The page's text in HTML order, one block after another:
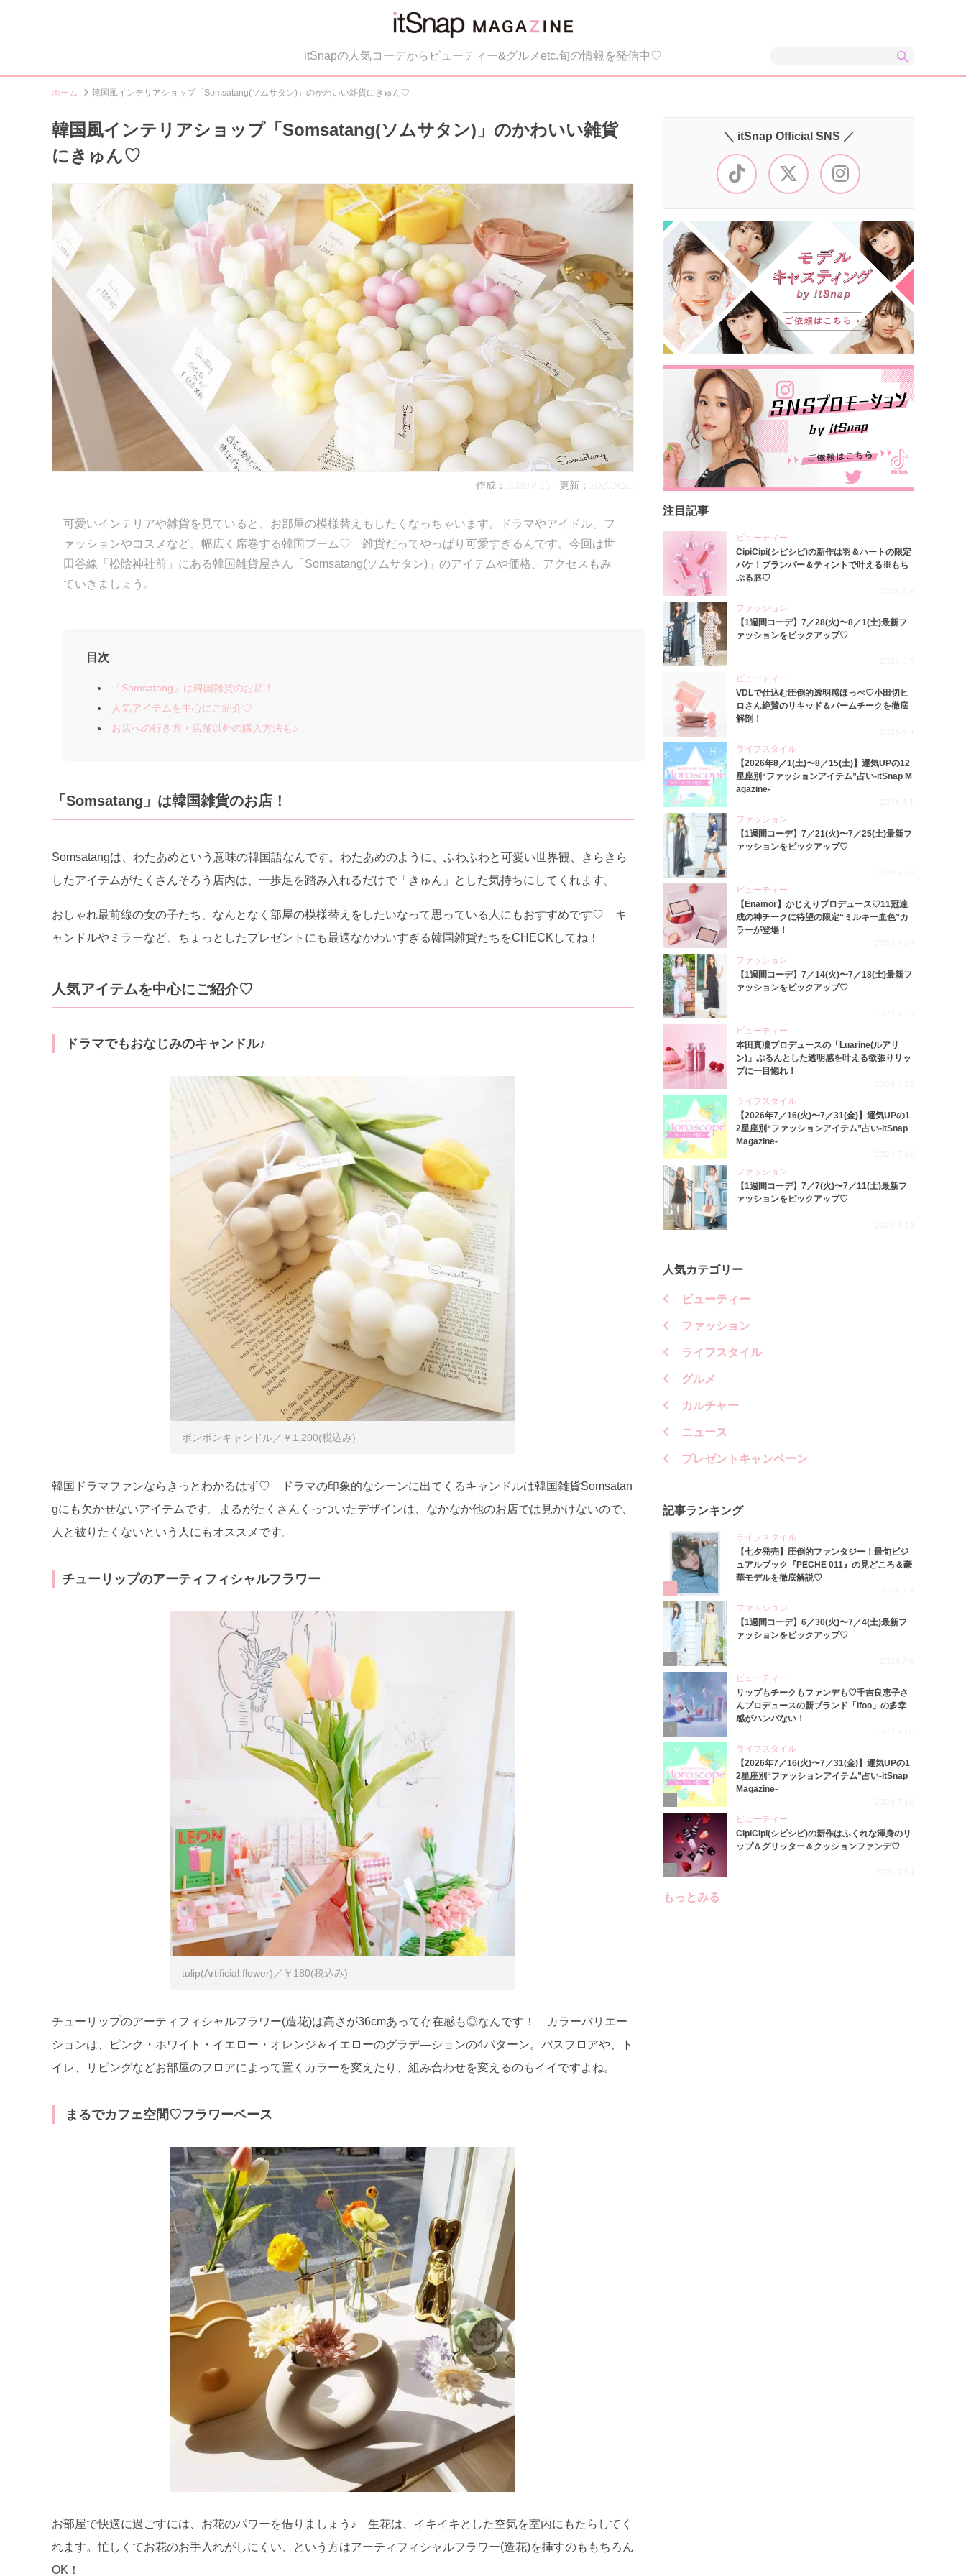
itSnapの人気コーデからビューティー&グルメetc.旬の情報を発信中♡
ホーム 韓国風インテリアショップ「Somsatang(ソムサタン)」のかわいい雑貨にきゅん♡
韓国風インテリアショップ「Somsatang(ソムサタン)」のかわいい雑貨
にきゅん♡
作成：2020.9.25 更新：2020.9.25
可愛いインテリアや雑貨を見ていると、お部屋の模様替えもしたくなっちゃいます。ドラマやアイドル、フ
ァッションやコスメなど、幅広く席巻する韓国ブーム♡ 雑貨だってやっぱり可愛すぎるんです。今回は世
田谷線「松陰神社前」にある韓国雑貨屋さん「Somsatang(ソムサタン)」のアイテムや価格、アクセスもみ
ていきましょう。
目次
「Somsatang」は韓国雑貨のお店！
人気アイテムを中心にご紹介♡
お店への行き方・店舗以外の購入方法も♪
「Somsatang」は韓国雑貨のお店！
Somsatangは、わたあめという意味の韓国語なんです。わたあめのように、ふわふわと可愛い世界観、きらきら
したアイテムがたくさんそろう店内は、一歩足を踏み入れるだけで「きゅん」とした気持ちにしてくれます。
おしゃれ最前線の女の子たち、なんとなく部屋の模様替えをしたいなって思っている人にもおすすめです♡ キ
ャンドルやミラーなど、ちょっとしたプレゼントにも最適なかわいすぎる韓国雑貨たちをCHECKしてね！
人気アイテムを中心にご紹介♡
ドラマでもおなじみのキャンドル♪
ボンボンキャンドル／￥1,200(税込み)
韓国ドラマファンならきっとわかるはず♡ ドラマの印象的なシーンに出てくるキャンドルは韓国雑貨Somsatan
gにも欠かせないアイテムです。まるがたくさんくっついたデザインは、なかなか他のお店では見かけないので、
人と被りたくないという人にもオススメです。
チューリップのアーティフィシャルフラワー
tulip(Artificial flower)／￥180(税込み)
チューリップのアーティフィシャルフラワー(造花)は高さが36cmあって存在感も◎なんです！ カラーバリエー
ションは、ピンク・ホワイト・イエロー・オレンジ＆イエローのグラデ―ションの4パターン。バスフロアや、ト
イレ、リビングなどお部屋のフロアによって置くカラーを変えたり、組み合わせを変えるのもイイですよね。
まるでカフェ空間♡フラワーベース
お部屋で快適に過ごすには、お花のパワーを借りましょう♪ 生花は、イキイキとした空気を室内にもたらしてく
れます。忙しくてお花のお手入れがしにくい、という方はアーティフィシャルフラワー(造花)を挿すのももちろん
OK！
＼ itSnap Official SNS ／
注目記事
ビューティー
CipiCipi(シピシピ)の新作は羽＆ハートの限定
パケ！プランパー＆ティントで叶える※もち
ぷる唇♡
2026.8.6
ファッション
【1週間コーデ】7／28(火)〜8／1(土)最新フ
ァッションをピックアップ♡
2026.8.5
ビューティー
VDLで仕込む圧倒的透明感ほっぺ♡小田切ヒ
ロさん絶賛のリキッド＆バームチークを徹底
解剖！
2026.8.4
ライフスタイル
【2026年8／1(土)〜8／15(土)】運気UPの12
星座別“ファッションアイテム”占い-itSnap M
agazine-
2026.8.1
ファッション
【1週間コーデ】7／21(火)〜7／25(土)最新フ
ァッションをピックアップ♡
2026.7.29
ビューティー
【Enamor】かじえりプロデュース♡11冠達
成の神チークに待望の限定“ミルキー血色”カ
ラーが登場！
2026.7.27
ファッション
【1週間コーデ】7／14(火)〜7／18(土)最新フ
ァッションをピックアップ♡
2026.7.23
ビューティー
本田真凜プロデュースの「Luarine(ルアリ
ン)」ぷるんとした透明感を叶える欲張りリッ
プに一目惚れ！
2026.7.22
ライフスタイル
【2026年7／16(火)〜7／31(金)】運気UPの1
2星座別“ファッションアイテム”占い-itSnap
Magazine-
2026.7.16
ファッション
【1週間コーデ】7／7(火)〜7／11(土)最新フ
ァッションをピックアップ♡
2026.7.15
人気カテゴリー
ビューティー
ファッション
ライフスタイル
グルメ
カルチャー
ニュース
プレゼントキャンペーン
記事ランキング
ライフスタイル
【七夕発売】圧倒的ファンタジー！最旬ビジ
ュアルブック『PECHE 011』の見どころ＆豪
華モデルを徹底解説♡
2026.7.7
ファッション
【1週間コーデ】6／30(火)〜7／4(土)最新フ
ァッションをピックアップ♡
2026.7.8
3
ビューティー
リップもチークもファンデも♡千吉良恵子さ
んプロデュースの新ブランド「ifoo」の多幸
感がハンパない！
2026.7.10
4
ライフスタイル
【2026年7／16(火)〜7／31(金)】運気UPの1
2星座別“ファッションアイテム”占い-itSnap
Magazine-
2026.7.16
ビューティー
CipiCipi(シピシピ)の新作はふくれな渾身のリ
ップ＆グリッター＆クッションファンデ♡
2026.7.14
もっとみる